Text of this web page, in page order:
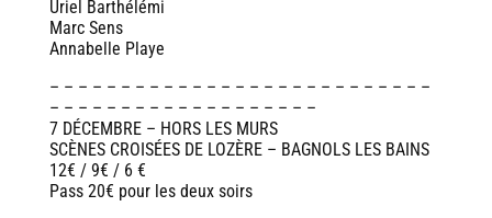
Uriel Barthélémi
Marc Sens
Annabelle Playe
– – – – – – – – – – – – – – – – – – – – – – – – – – –
– – – – – – – – – – – – – – – – – – –
7 DÉCEMBRE – HORS LES MURS
SCÈNES CROISÉES DE LOZÈRE – BAGNOLS LES BAINS
12€ / 9€ / 6 €
Pass 20€ pour les deux soirs